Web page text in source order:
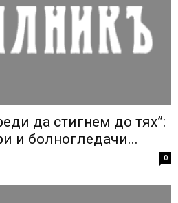
да стигнем до тях”:
и болногледачи...
0